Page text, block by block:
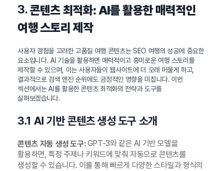
3.콘텐츠 최적화: AI를 활용한 매력적인
여행 스토리 제작
사용자 경험을 고려한 고품질 여행 콘텐츠는 SEO 여행의 성공에 중요한
요소입니다. AI 기술을 활용하면 매력적이고 흥미로운 여행 스토리를
제작할 수 있으며, 이는 사용자들이 웹사이트에 더 오래 머물게 하고,
결과적으로 검색 엔진 순위에도 긍정적인 영향을 미칩니다. 이번
섹션에서는 AI를 활용한 콘텐츠 최적화의 전략과 도구를
살펴보겠습니다.
3.1 AI 기반 콘텐츠 생성 도구 소개
콘텐츠 자동 생성 도구:GPT-3와 같은 AI 기반 모델을
활용하면, 특정 주제나 키워드에 맞춰 자동으로 콘텐츠를
생성할 수 있습니다. 이를 통해 빠르게 다양한 스타일과 형식의